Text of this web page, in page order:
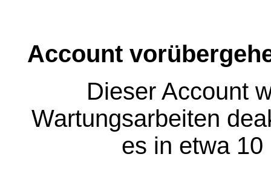
Account
Dieser Account
Wartungsarbeiten
es in etwa